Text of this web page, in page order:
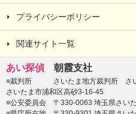
プライバシーポリシー
関連サイト一覧
あい探偵 朝霞支社
■裁判所 さいたま地方裁判所 さい
さいたま市浦和区高砂3-16-45
■公安委員会 〒330-0063 埼玉県さい